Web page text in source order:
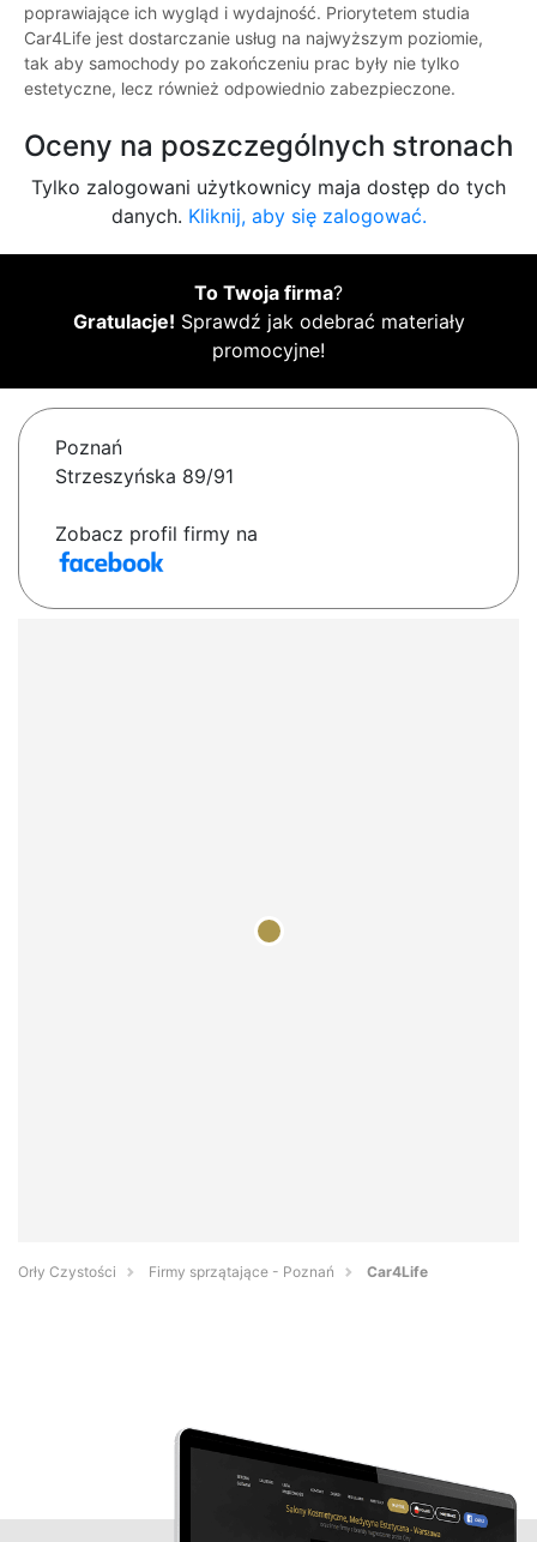
poprawiające ich wygląd i wydajność. Priorytetem studia
Car4Life jest dostarczanie usług na najwyższym poziomie,
tak aby samochody po zakończeniu prac były nie tylko
estetyczne, lecz również odpowiednio zabezpieczone.
Oceny na poszczególnych stronach
Tylko zalogowani użytkownicy maja dostęp do tych
danych. Kliknij, aby się zalogować.
To Twoja firma?
Gratulacje! Sprawdź jak odebrać materiały
promocyjne!
Poznań
Strzeszyńska 89/91
Zobacz profil firmy na
Orły Czystości Firmy sprzątające - Poznań Car4Life